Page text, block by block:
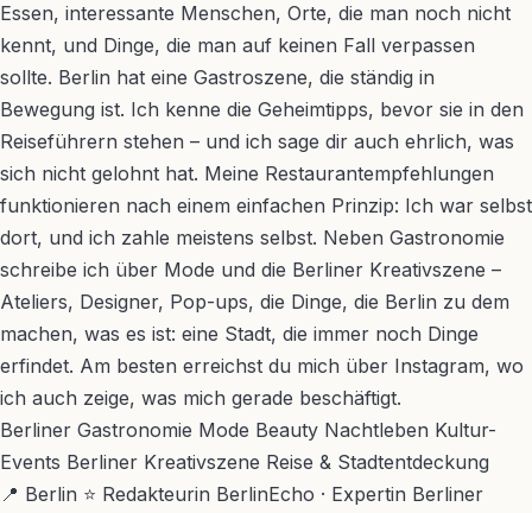
Essen, interessante Menschen, Orte, die man noch nicht
kennt, und Dinge, die man auf keinen Fall verpassen
sollte. Berlin hat eine Gastroszene, die ständig in
Bewegung ist. Ich kenne die Geheimtipps, bevor sie in den
Reiseführern stehen – und ich sage dir auch ehrlich, was
sich nicht gelohnt hat. Meine Restaurantempfehlungen
funktionieren nach einem einfachen Prinzip: Ich war selbst
dort, und ich zahle meistens selbst. Neben Gastronomie
schreibe ich über Mode und die Berliner Kreativszene –
Ateliers, Designer, Pop-ups, die Dinge, die Berlin zu dem
machen, was es ist: eine Stadt, die immer noch Dinge
erfindet. Am besten erreichst du mich über Instagram, wo
ich auch zeige, was mich gerade beschäftigt.
Berliner Gastronomie Mode Beauty Nachtleben Kultur-
Events Berliner Kreativszene Reise & Stadtentdeckung
📍 Berlin ⭐ Redakteurin BerlinEcho · Expertin Berliner